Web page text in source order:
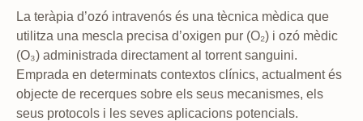
La teràpia d’ozó intravenós és una tècnica mèdica que
utilitza una mescla precisa d’oxigen pur (O₂) i ozó mèdic
(O₃) administrada directament al torrent sanguini.
Emprada en determinats contextos clínics, actualment és
objecte de recerques sobre els seus mecanismes, els
seus protocols i les seves aplicacions potencials.